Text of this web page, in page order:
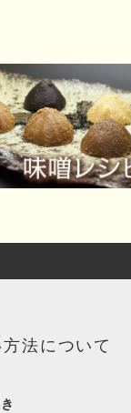
法について